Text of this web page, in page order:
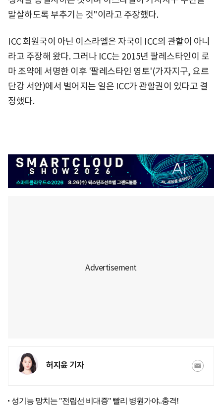
말살하도록 부추기는 것"이라고 주장했다.
ICC 회원국이 아닌 이스라엘은 자국이 ICC의 관할이 아니
라고 주장해 왔다. 그러나 ICC는 2015년 팔레스타인이 로
마 조약에 서명한 이후 '팔레스타인 영토'(가자지구, 요르
단강 서안)에서 벌어지는 일은 ICC가 관할권이 있다고 결
정했다.
허지윤 기자